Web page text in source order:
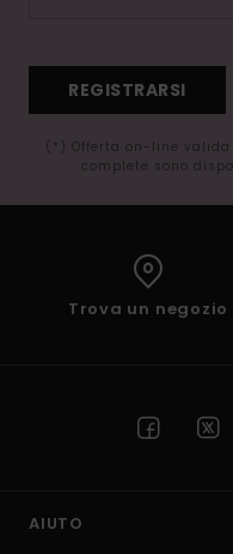
REGISTRARSI
(*) Offerta on-line
complete sono
Trova un negozio
AIUTO